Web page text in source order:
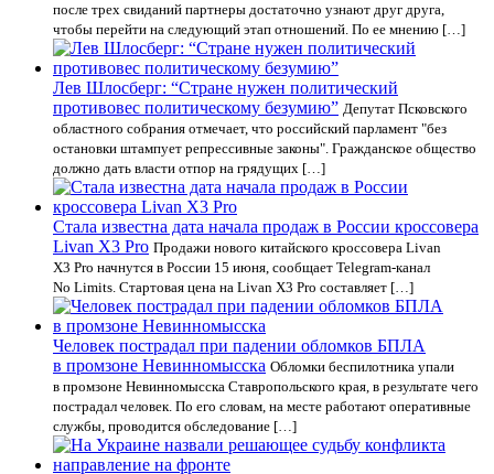
после трех свиданий партнеры достаточно узнают друг друга,
чтобы перейти на следующий этап отношений. По ее мнению […]
Лев Шлосберг: “Стране нужен политический
противовес политическому безумию” Депутат Псковского
областного собрания отмечает, что российский парламент "без
остановки штампует репрессивные законы". Гражданское общество
должно дать власти отпор на грядущих […]
Стала известна дата начала продаж в России кроссовера
Livan X3 Pro Продажи нового китайского кроссовера Livan
X3 Pro начнутся в России 15 июня, сообщает Telegram-канал
No Limits. Cтартовая цена на Livan X3 Pro составляет […]
Человек пострадал при падении обломков БПЛА
в промзоне Невинномысска Обломки беспилотника упали
в промзоне Невинномысска Ставропольского края, в результате чего
пострадал человек. По его словам, на месте работают оперативные
службы, проводится обследование […]